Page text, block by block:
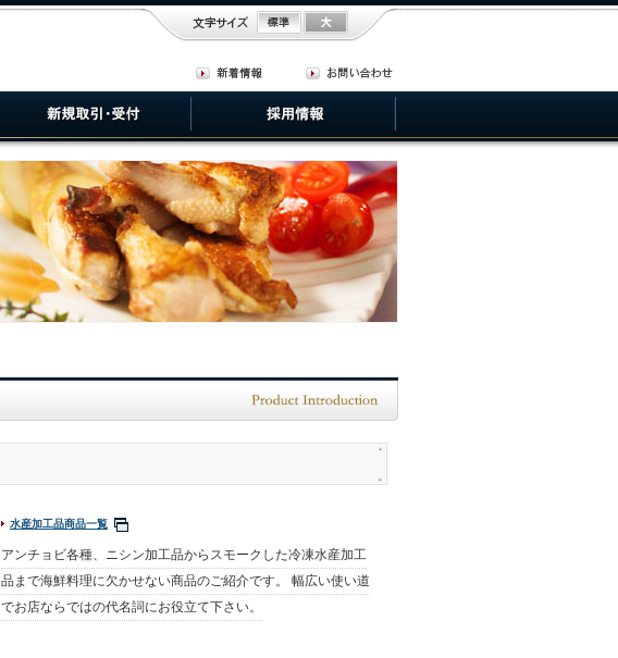
水産加工品商品一覧
アンチョビ各種、ニシン加工品からスモークした冷凍水産加工
品まで海鮮料理に欠かせない商品のご紹介です。 幅広い使い道
でお店ならではの代名詞にお役立て下さい。